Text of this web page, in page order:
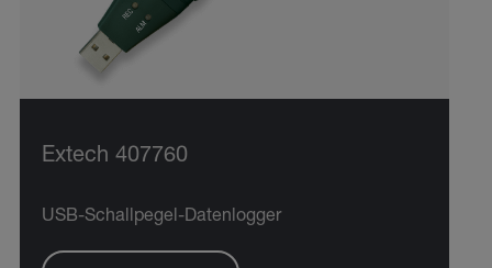
Extech 407760
USB-Schallpegel-Datenlogger